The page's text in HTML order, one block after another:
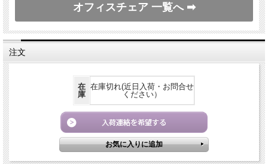
オフィスチェア 一覧へ ➡
注文
在
庫
在庫切れ(近日入荷・お問合せ
ください）